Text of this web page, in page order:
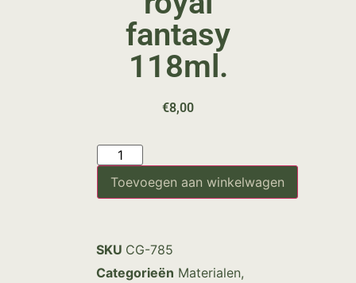
fantasy
118ml.
€8,00
Toevoegen aan winkelwagen
SKU CG-785
Categorieën Materialen,